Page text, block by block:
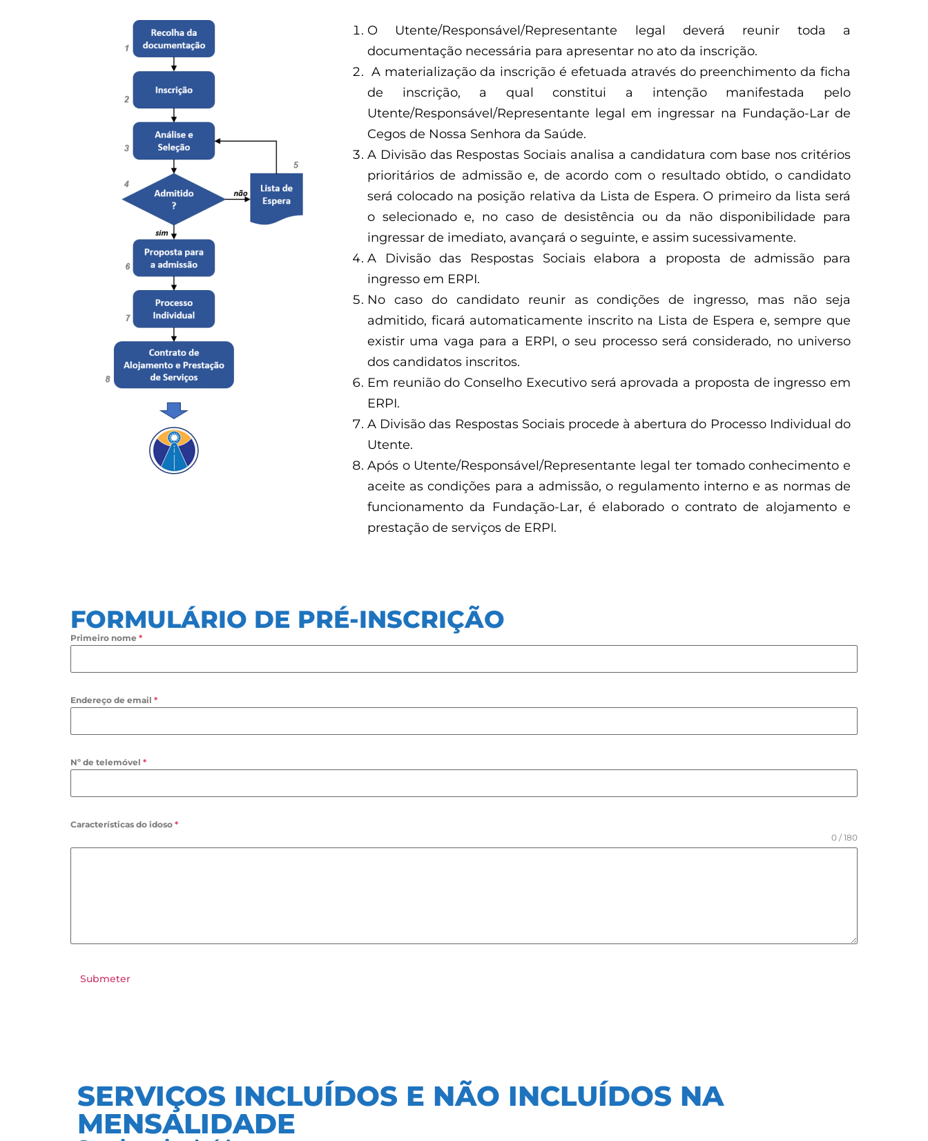
O Utente/Responsável/Representante legal deverá reunir toda a
documentação necessária para apresentar no ato da inscrição.
A materialização da inscrição é efetuada através do preenchimento da ficha
de inscrição, a qual constitui a intenção manifestada pelo
Utente/Responsável/Representante legal em ingressar na Fundação-Lar de
Cegos de Nossa Senhora da Saúde.
A Divisão das Respostas Sociais analisa a candidatura com base nos critérios
prioritários de admissão e, de acordo com o resultado obtido, o candidato
será colocado na posição relativa da Lista de Espera. O primeiro da lista será
o selecionado e, no caso de desistência ou da não disponibilidade para
ingressar de imediato, avançará o seguinte, e assim sucessivamente.
A Divisão das Respostas Sociais elabora a proposta de admissão para
ingresso em ERPI.
No caso do candidato reunir as condições de ingresso, mas não seja
admitido, ficará automaticamente inscrito na Lista de Espera e, sempre que
existir uma vaga para a ERPI, o seu processo será considerado, no universo
dos candidatos inscritos.
Em reunião do Conselho Executivo será aprovada a proposta de ingresso em
ERPI.
A Divisão das Respostas Sociais procede à abertura do Processo Individual do
Utente.
Após o Utente/Responsável/Representante legal ter tomado conhecimento e
aceite as condições para a admissão, o regulamento interno e as normas de
funcionamento da Fundação-Lar, é elaborado o contrato de alojamento e
prestação de serviços de ERPI.
FORMULÁRIO DE PRÉ-INSCRIÇÃO
Primeiro nome *
Endereço de email *
Nº de telemóvel *
Características do idoso *
0 / 180
Submeter
SERVIÇOS INCLUÍDOS E NÃO INCLUÍDOS NA
MENSALIDADE